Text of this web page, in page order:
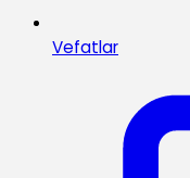
Vefatlar